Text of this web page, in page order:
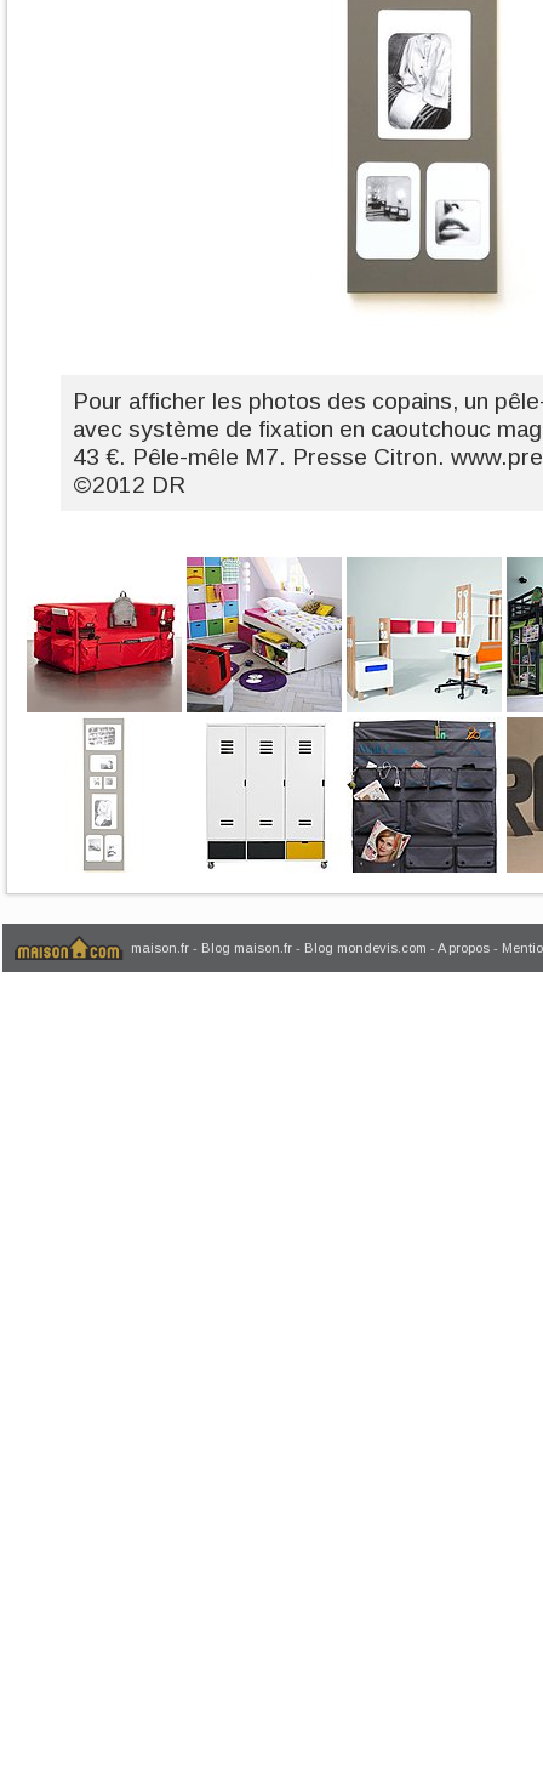
Pour afficher les photos des copains, un
avec système de fixation en caoutchouc
43 €. Pêle-mêle M7. Presse Citron.
©2012 DR
maison.fr - Blog maison.fr - Blog mondevis.com - A propos -